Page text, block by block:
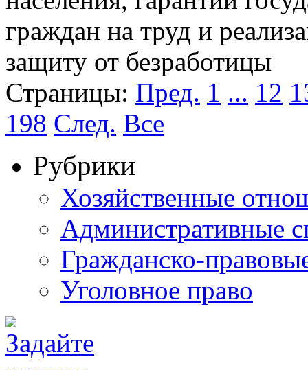
граждан на труд и
защиту от безработицы
Страницы: Пред. 1 ... 12
198 След. Все
Рубрики
Хозяйственные
Административные
Гражданско-
Уголовное право